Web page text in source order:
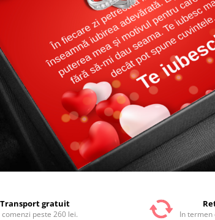
Transport gratuit
comenzi peste 260 lei. In termen